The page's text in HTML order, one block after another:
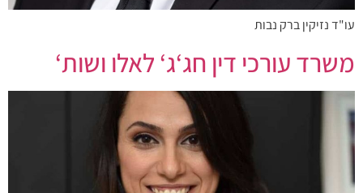
עו"ד נזיקין ברק נבות
משרד עורכי דין חג‘ג‘ לאלו ושות‘